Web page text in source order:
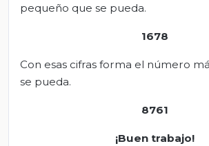
pequeño que se pueda.
1678
Con esas cifras forma el número
se pueda.
8761
¡Buen trabajo!